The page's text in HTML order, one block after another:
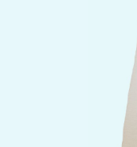
Bildergalerie